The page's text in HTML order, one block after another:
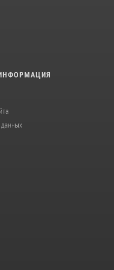
данных